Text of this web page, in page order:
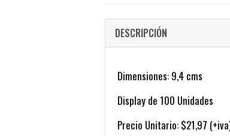
DESCRIPCIÓN
Dimensiones: 9,4 cms
Display de 100 Unidades
Precio Unitario: $21,97